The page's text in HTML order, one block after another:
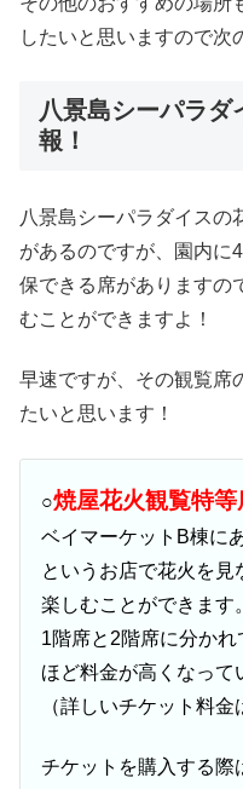
したいと思いますので次
八景島シーパラ
報！
八景島シーパラダイスの
があるのですが、園内に
保できる席がありますの
むことができますよ！
早速ですが、その観覧席
たいと思います！
○焼屋花火観覧特等
ベイマーケットB棟に
というお店で花火を
楽しむことができます。
1階席と2階席に分か
ほど料金が高くなって
（詳しいチケット料金
チケットを購入する際